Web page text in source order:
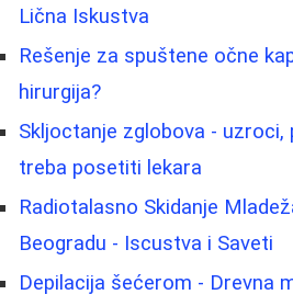
Lična Iskustva
Rešenje za spuštene očne
hirurgija?
Skljoctanje zglobova - uzroci,
treba posetiti lekara
Radiotalasno Skidanje
Beogradu - Iscustva i Saveti
Depilacija šećerom - Drevna